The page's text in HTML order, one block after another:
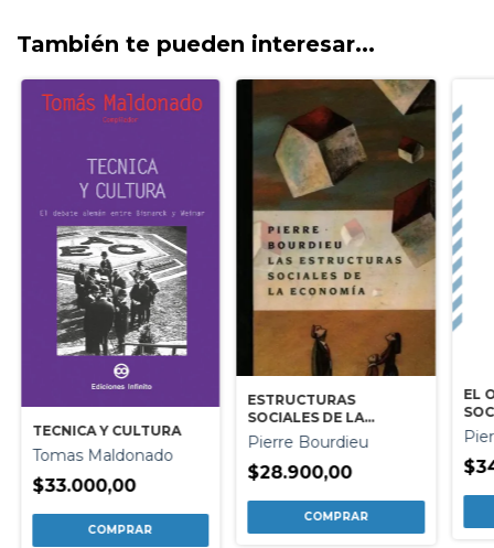
También te pueden interesar...
TECNICA Y CULTURA
Tomas Maldonado
$33.000,00
ESTRUCTURAS
SOCIALES DE LA
ECONOMIA
Pierre Bourdieu
$28.900,00
EL